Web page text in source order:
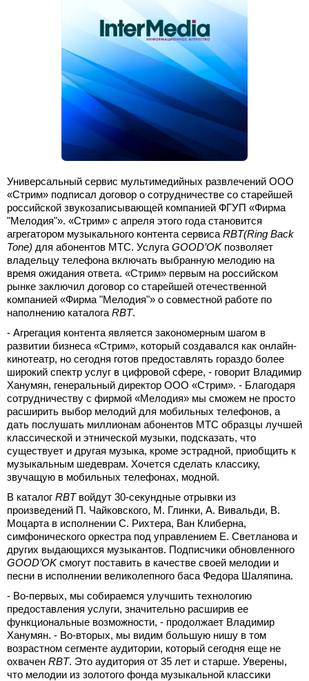
Универсальный сервис мультимедийных развлечений ООО
«Стрим» подписал договор о сотрудничестве со старейшей
российской звукозаписывающей компанией ФГУП «Фирма
"Мелодия"». «Стрим» с апреля этого года становится
агрегатором музыкального контента сервиса RBT(Ring Back
Tone) для абонентов МТС. Услуга GOOD’OKпозволяет
владельцу телефона включать выбранную мелодию на
время ожидания ответа. «Стрим» первым на российском
рынке заключил договор со старейшей отечественной
компанией «Фирма "Мелодия"» о совместной работе по
наполнению каталога RBT.
- Агрегация контента является закономерным шагом в
развитии бизнеса «Стрим», который создавался как онлайн-
кинотеатр, но сегодня готов предоставлять гораздо более
широкий спектр услуг в цифровой сфере, - говорит Владимир
Ханумян, генеральный директор ООО «Стрим». - Благодаря
сотрудничеству с фирмой «Мелодия» мы сможем не просто
расширить выбор мелодий для мобильных телефонов, а
дать послушать миллионам абонентов МТС образцы лучшей
классической и этнической музыки, подсказать, что
существует и другая музыка, кроме эстрадной, приобщить к
музыкальным шедеврам. Хочется сделать классику,
звучащую в мобильных телефонах, модной.
В каталог RBTвойдут 30-секундные отрывки из
произведений П. Чайковского, М. Глинки, А. Вивальди, В.
Моцарта в исполнении С. Рихтера, Ван Клиберна,
симфонического оркестра под управлением Е. Светланова и
других выдающихся музыкантов. Подписчики обновленного
GOOD’OKсмогут поставить в качестве своей мелодии и
песни в исполнении великолепного баса Федора Шаляпина.
- Во-первых, мы собираемся улучшить технологию
предоставления услуги, значительно расширив ее
функциональные возможности, - продолжает Владимир
Ханумян. - Во-вторых, мы видим большую нишу в том
возрастном сегменте аудитории, который сегодня еще не
охвачен RBT. Это аудитория от 35 лет и старше. Уверены,
что мелодии из золотого фонда музыкальной классики